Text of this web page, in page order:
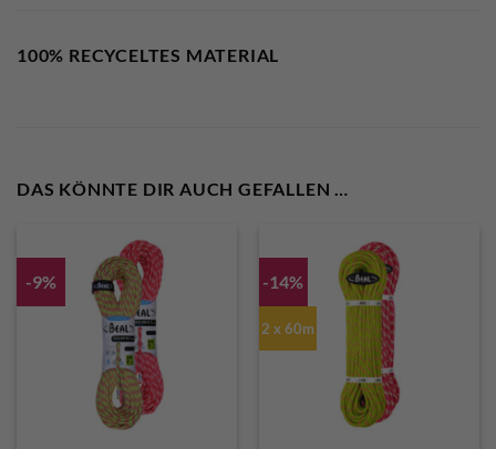
100% RECYCELTES MATERIAL
DAS KÖNNTE DIR AUCH GEFALLEN …
-9% -14%
2 x 60m